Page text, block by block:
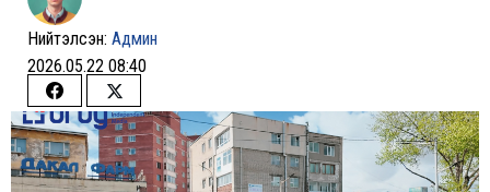
Нийтэлсэн: Админ
2026.05.22 08:40
Share
on
Facebook
Share
on
Twitter